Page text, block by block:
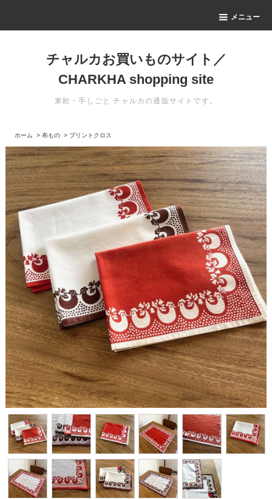
メニュー
チャルカお買いものサイト／
CHARKHA shopping site
東欧・手しごと チャルカの通販サイトです。
ホーム >布もの > プリントクロス